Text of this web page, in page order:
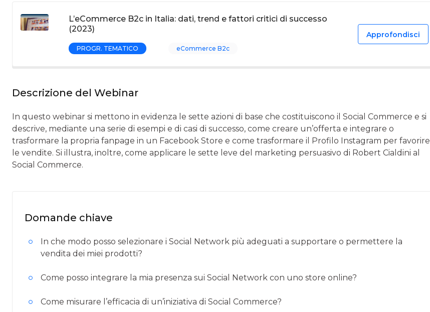
L’eCommerce B2c in Italia: dati, trend e fattori critici di successo
(2023)
PROGR. TEMATICO eCommerce B2c
Approfondisci
Descrizione del Webinar
In questo webinar si mettono in evidenza le sette azioni di base che costituiscono il Social Commerce e si
descrive, mediante una serie di esempi e di casi di successo, come creare un’offerta e integrare o
trasformare la propria fanpage in un Facebook Store e come trasformare il Profilo Instagram per favorire
le vendite. Si illustra, inoltre, come applicare le sette leve del marketing persuasivo di Robert Cialdini al
Social Commerce.
Domande chiave
In che modo posso selezionare i Social Network più adeguati a supportare o permettere la
vendita dei miei prodotti?
Come posso integrare la mia presenza sui Social Network con uno store online?
Come misurare l’efficacia di un’iniziativa di Social Commerce?